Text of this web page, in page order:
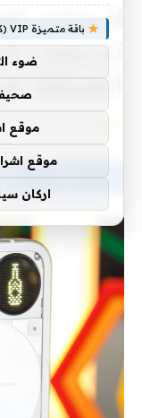
لا يمكن
تسجيل
الضغط
VODAFONE
باقة متميزة VIP (كود: AA35872):
ضوء
موقع
موقع
اركان